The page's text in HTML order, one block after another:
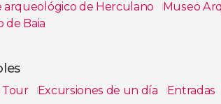
arqueológico de Herculano Museo
de Baia
Tour Excursiones de un día Entradas